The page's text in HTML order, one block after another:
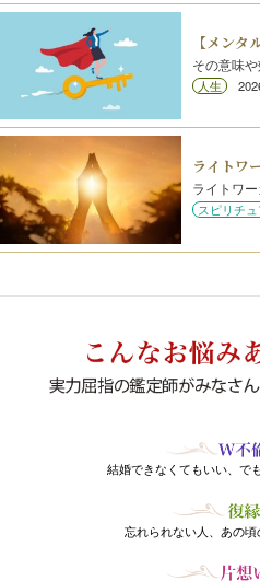
【メンタ
その意味
人生
ライトワ
ライトワ
スピリチ
結婚できなくてもいい、で
忘れられない人、あの